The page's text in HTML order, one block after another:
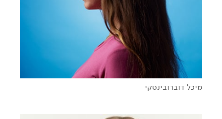
מיכל דוברובינסקי